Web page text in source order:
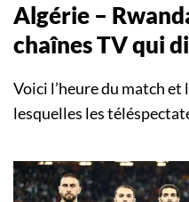
Algérie –
chaînes TV qui
Voici l’heure du match
lesquelles les